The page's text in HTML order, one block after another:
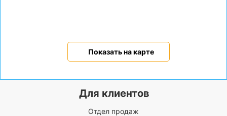
Показать на карте
Для клиентов
Отдел продаж